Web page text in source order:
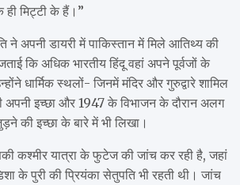
ही मिट्टी के हैं।”
ने अपनी डायरी में पाकिस्तान में मिले आतिथ्य की
कि अधिक भारतीय हिंदू वहां अपने पूर्वजों के
धार्मिक स्थलों- जिनमें मंदिर और गुरुद्वारे शामिल
इच्छा और 1947 के विभाजन के दौरान अलग
की इच्छा के बारे में भी लिखा।
कश्मीर यात्रा के फुटेज की जांच कर रही है, जहां
के पुरी की प्रियंका सेतुपति भी रहती थी। जांच